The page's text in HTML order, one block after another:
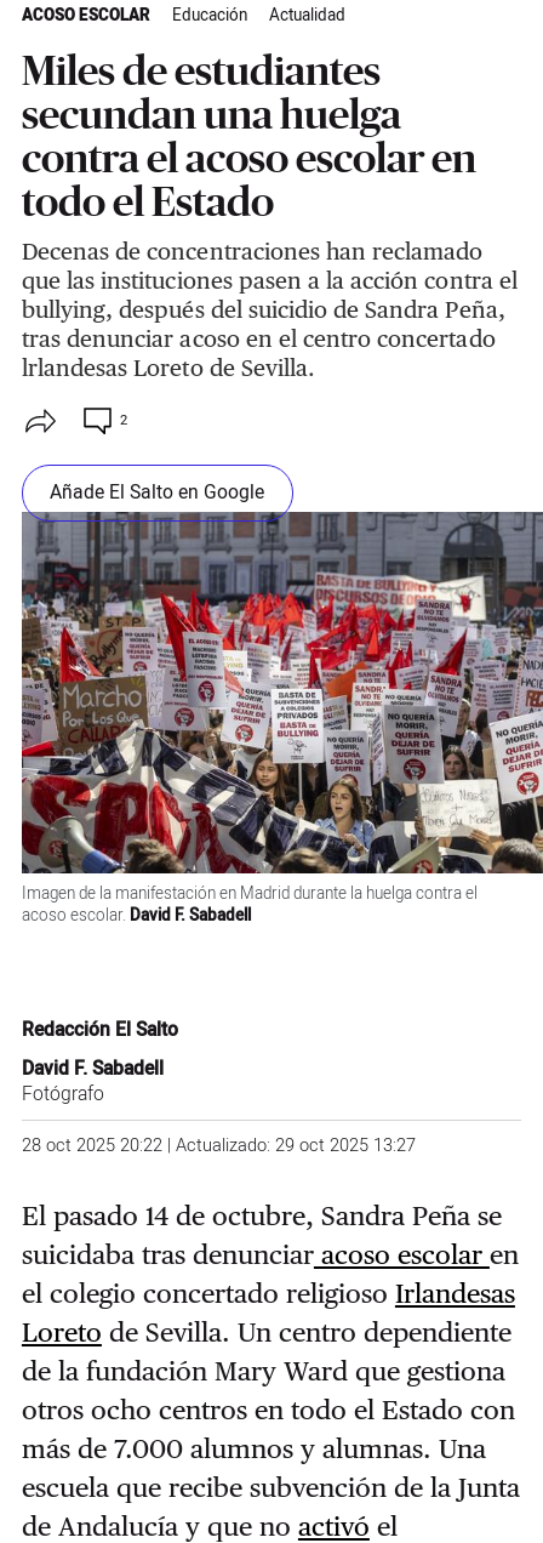
ACOSO ESCOLAR Educación Actualidad
Miles de estudiantes
secundan una huelga
contra el acoso escolar en
todo el Estado
Decenas de concentraciones han reclamado
que las instituciones pasen a la acción contra el
bullying, después del suicidio de Sandra Peña,
tras denunciar acoso en el centro concertado
lrlandesas Loreto de Sevilla.
2
Añade El Salto en Google
Imagen de la manifestación en Madrid durante la huelga contra el
acoso escolar. David F. Sabadell
Redacción El Salto
David F. Sabadell
Fotógrafo
28 oct 2025 20:22 | Actualizado: 29 oct 2025 13:27
El pasado 14 de octubre, Sandra Peña se
suicidaba tras denunciaracoso escolar en
el colegio concertado religioso Irlandesas
Loreto de Sevilla. Un centro dependiente
de la fundación Mary Ward que gestiona
otros ocho centros en todo el Estado con
más de 7.000 alumnos y alumnas. Una
escuela que recibe subvención de la Junta
de Andalucía y que no activó el